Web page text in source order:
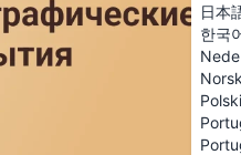
日本
한국
Polski